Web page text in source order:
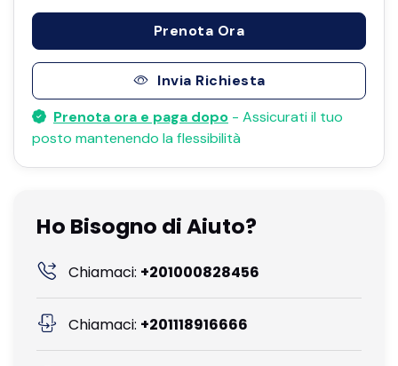
Prenota Ora
Invia Richiesta
Prenota ora e paga dopo - Assicurati il ​​tuo
posto mantenendo la flessibilità
Ho Bisogno di Aiuto?
Chiamaci: +201000828456
Chiamaci: +201118916666